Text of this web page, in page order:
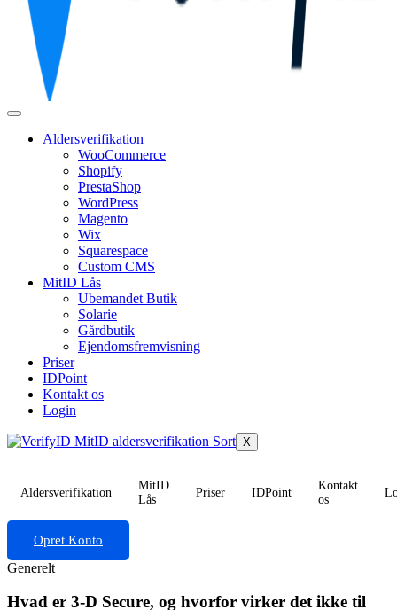
Aldersverifikation
WooCommerce
Shopify
PrestaShop
WordPress
Magento
Wix
Squarespace
Custom CMS
MitID Lås
Ubemandet Butik
Solarie
Gårdbutik
Ejendomsfremvisning
Priser
IDPoint
Kontakt os
Login
X
Aldersverifikation
MitID
Lås
Priser IDPoint
Kontakt
os
Opret Konto
Generelt
Hvad er 3-D Secure, og hvorfor virker det ikke til